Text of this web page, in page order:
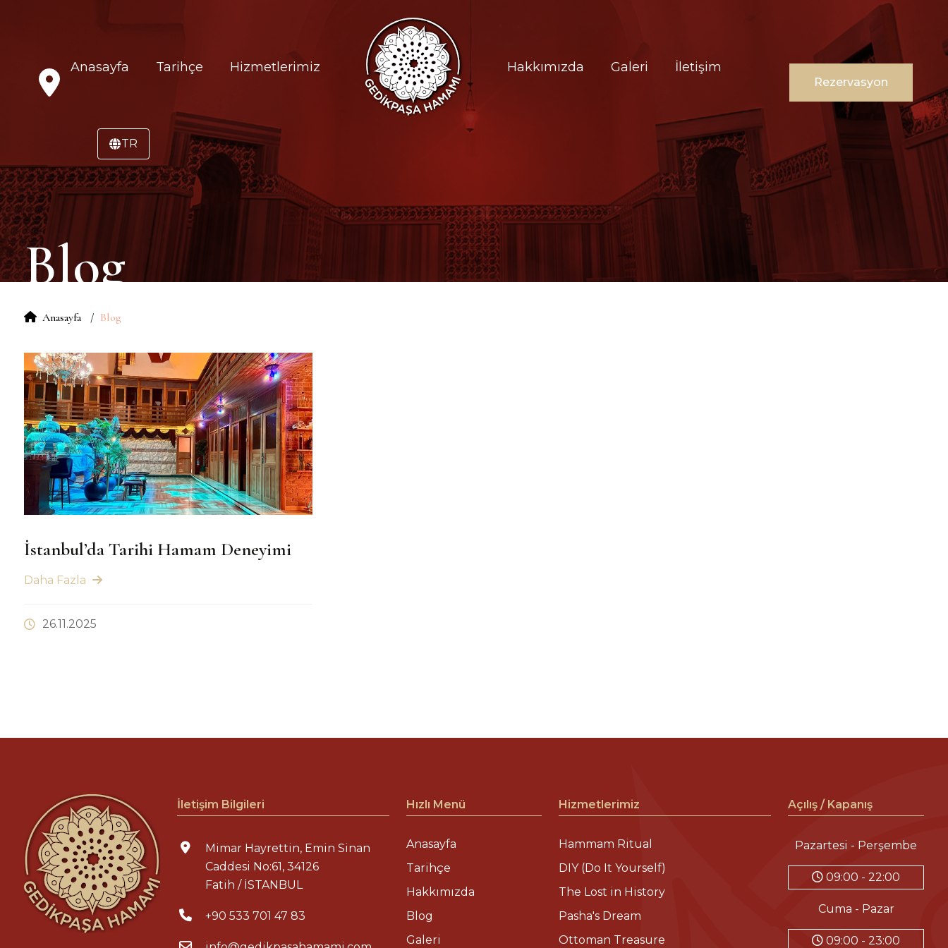
Anasayfa Tarihçe Hizmetlerimiz Hakkımızda Galeri İletişim
TR
Rezervasyon
Blog
Anasayfa Blog
İstanbul’da Tarihi Hamam Deneyimi
Daha Fazla
26.11.2025
İletişim Bilgileri
Mimar Hayrettin, Emin Sinan
Caddesi No:61, 34126
Fatih / İSTANBUL
+90 533 701 47 83
Hızlı Menü
Anasayfa
Tarihçe
Hakkımızda
Blog
Galeri
Hizmetlerimiz
Hammam Ritual
DIY (Do It Yourself)
The Lost in History
Pasha's Dream
Ottoman Treasure
Açılış / Kapanış
Pazartesi - Perşembe
09:00 - 22:00
Cuma - Pazar
09:00 - 23:00